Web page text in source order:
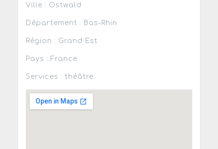
Ville : Ostwald
Département : Bas-Rhin
Région : Grand Est
Pays : France
Services : théâtre